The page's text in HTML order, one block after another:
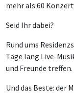
mehr als 60
Seid Ihr dabei?
Rund ums
Tage lang Live-
und Freunde treffen.
Und das Beste: der